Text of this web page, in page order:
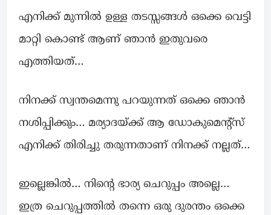
എനിക്ക് മുന്നില്‍ ഉള്ള തടസ്സങ്ങള്‍ ഒക്കെ വെട്ടി
മാറ്റി കൊണ്ട്‌ ആണ് ഞാൻ ഇതുവരെ
എത്തിയത്…
നിനക്ക് സ്വന്തമെന്നു പറയുന്നത് ഒക്കെ ഞാൻ
നശിപ്പിക്കും… മര്യാദയ്ക്ക് ആ ഡോകുമെന്റ്സ്
എനിക്ക് തിരിച്ചു തരുന്നതാണ് നിനക്ക് നല്ലത്…
ഇല്ലെങ്കില്‍… നിന്റെ ഭാര്യ ചെറുപ്പം അല്ലെ…
ഇത്ര ചെറുപ്പത്തില്‍ തന്നെ ഒരു ദുരന്തം ഒക്കെ